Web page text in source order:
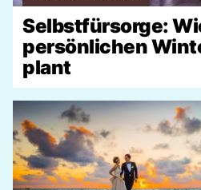
Selbstfürsorge:
persönlichen
plant